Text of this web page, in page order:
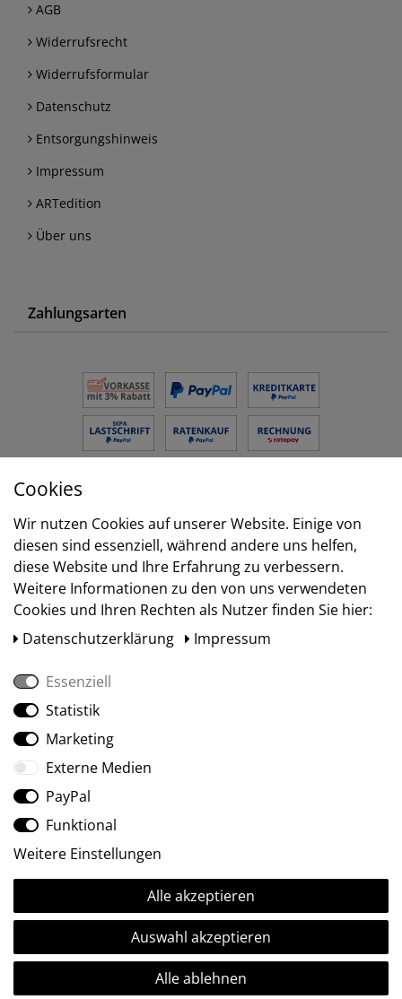
AGB
Widerrufsrecht
Widerrufsformular
Datenschutz
Entsorgungshinweis
Impressum
ARTedition
Über uns
Zahlungsarten
Versand
Social Media
Ⓒ2009-2026 ARTland GmbH • Alle Rechte vorbehalten.
Cookies
Wir nutzen Cookies auf unserer Website. Einige von
diesen sind essenziell, während andere uns helfen,
diese Website und Ihre Erfahrung zu verbessern.
Weitere Informationen zu den von uns verwendeten
Cookies und Ihren Rechten als Nutzer finden Sie hier:
Daten­schutz­erklärung
Impressum
Essenziell
Statistik
Marketing
Externe Medien
PayPal
Funktional
Weitere Einstellungen
Alle akzeptieren
Auswahl akzeptieren
Alle ablehnen